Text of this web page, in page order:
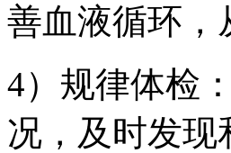
善血液循环，
4）规律体检
况，及时发现